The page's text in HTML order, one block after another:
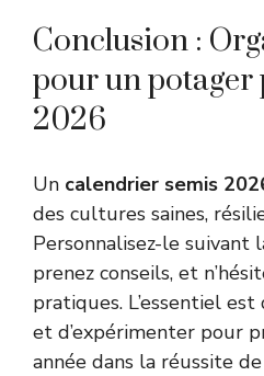
Conclusion :
pour un
2026
Un calendrier semis
des cultures saines,
Personnalisez-le suivant
prenez conseils, et
pratiques. L’essentiel est
et d’expérimenter pour
année dans la réussite